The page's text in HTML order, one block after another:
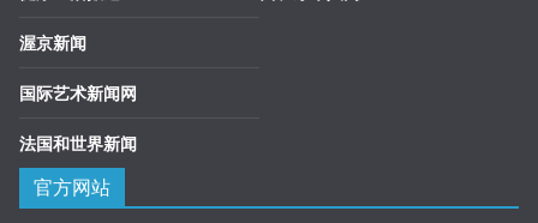
渥京新闻
国际艺术新闻网
法国和世界新闻
官方网站